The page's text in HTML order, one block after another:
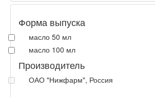
Форма выпуска
масло 50 мл
масло 100 мл
Производитель
ОАО "Нижфарм", Россия